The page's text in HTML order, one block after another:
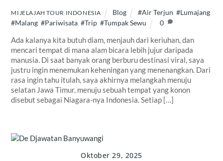
MIJELAJAH TOUR INDONESIA Blog #Air Terjun ,#Lumajang
#Malang ,#Pariwisata ,#Trip ,#Tumpak Sewu 0
Ada kalanya kita butuh diam, menjauh dari keriuhan, dan
mencari tempat di mana alam bicara lebih jujur daripada
manusia. Di saat banyak orang berburu destinasi viral, saya
justru ingin menemukan keheningan yang menenangkan. Dari
rasa ingin tahu itulah, saya akhirnya melangkah menuju
selatan Jawa Timur, menuju sebuah tempat yang konon
disebut sebagai Niagara-nya Indonesia. Setiap […]
Oktober 29, 2025